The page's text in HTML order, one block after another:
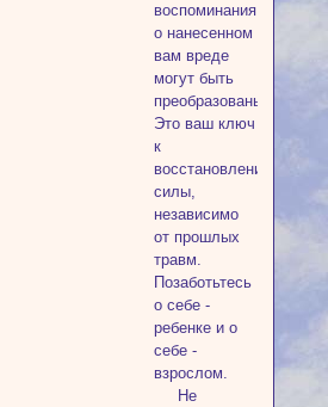
воспоминания
о нанесенном
вам вреде
могут быть
преобразованы.
Это ваш ключ
к
восстановлению
силы,
независимо
от прошлых
травм.
Позаботьтесь
о себе -
ребенке и о
себе -
взрослом.
Не